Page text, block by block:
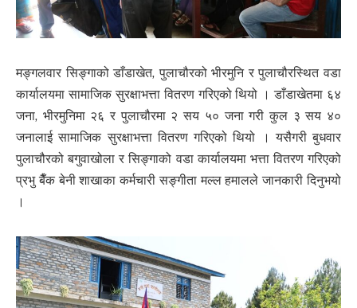
मङ्गलवार सिङ्गाको डाँडाखेत, पुलाचौरको भीरमुनि र पुलाचौरस्थित वडा
कार्यालयमा सामाजिक सुरक्षाभत्ता वितरण गरिएको थियो । डाँडाखेतमा ६४
जना, भीरमुनिमा २६ र पुलाचौरमा २ सय ५० जना गरी कुल ३ सय ४०
जनालाई सामाजिक सुरक्षाभत्ता वितरण गरिएको थियो । यसैगरी बुधवार
पुलाचौरको बगुवाखोला र सिङ्गाको वडा कार्यालयमा भत्ता वितरण गरिएको
प्रभु बैँक बेनी शाखाका कर्मचारी सङ्गीता मल्ल हमालले जानकारी दिनुभयो
।